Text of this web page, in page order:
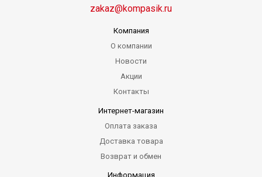
zakaz@kompasik.ru
Компания
О компании
Новости
Акции
Контакты
Интернет-магазин
Оплата заказа
Доставка товара
Возврат и обмен
Информация